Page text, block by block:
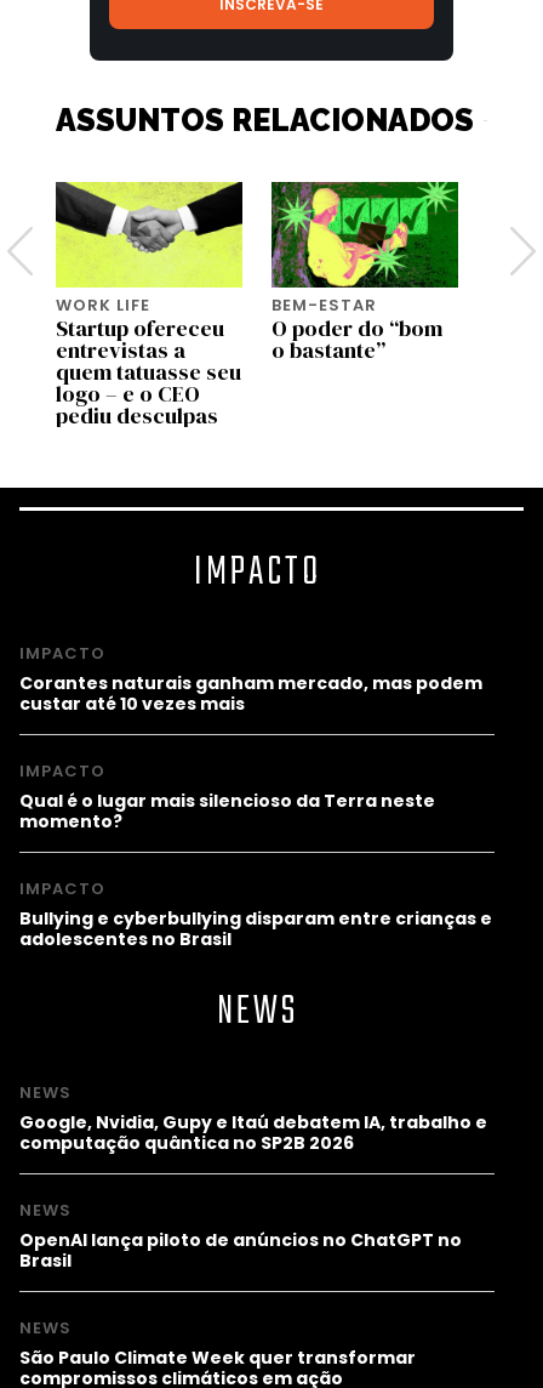
ASSUNTOS RELACIONADOS
WORK LIFE
Startup ofereceu
entrevistas a
quem tatuasse seu
logo – e o CEO
pediu desculpas
BEM-ESTAR
O poder do “bom
o bastante”
IMPACTO
IMPACTO
Corantes naturais ganham mercado, mas podem
custar até 10 vezes mais
IMPACTO
Qual é o lugar mais silencioso da Terra neste
momento?
IMPACTO
Bullying e cyberbullying disparam entre crianças e
adolescentes no Brasil
NEWS
NEWS
Google, Nvidia, Gupy e Itaú debatem IA, trabalho e
computação quântica no SP2B 2026
NEWS
OpenAI lança piloto de anúncios no ChatGPT no
Brasil
NEWS
São Paulo Climate Week quer transformar
compromissos climáticos em ação